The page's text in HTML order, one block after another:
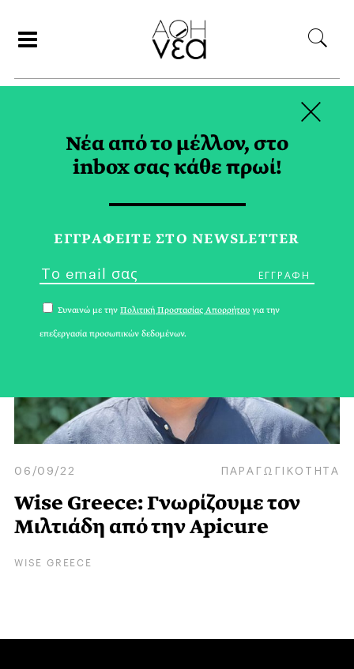
APICURE TAG
06/09/22 ΠΑΡΑΓΩΓΙΚΟΤΗΤΑ
Wise Greece: Γνωρίζουμε τον
Μιλτιάδη από την Apicure
WISE GREECE
Νέα από το μέλλον, στο
inbox σας κάθε πρωί!
ΕΓΓPΑΦΕΙΤΕ ΣΤΟ NEWSLETTER
Συναινώ με την Πολιτική Προστασίας Απορρήτου για την
επεξεργασία προσωπικών δεδομένων.
×